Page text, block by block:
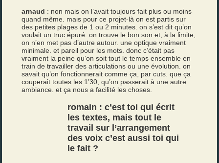
arnaud : non mais on l’avait toujours fait plus ou moins
quand même. mais pour ce projet-là on est partis sur
des petites plages de 1 ou 2 minutes. on s’est dit qu’on
voulait un truc épuré. on trouve le bon son et, à la limite,
on n’en met pas d’autre autour. une optique vraiment
minimale. et pareil pour les mots. donc c’était pas
vraiment la peine qu’on soit tout le temps ensemble en
train de travailler des articulations ou une évolution. on
savait qu’on fonctionnerait comme ça, par cuts. que ça
couperait toutes les 1’30, qu’on passerait à une autre
ambiance. et ça nous a facilité les choses.
romain : c’est toi qui écrit
les textes, mais tout le
travail sur l’arrangement
des voix c’est aussi toi qui
le fait ?